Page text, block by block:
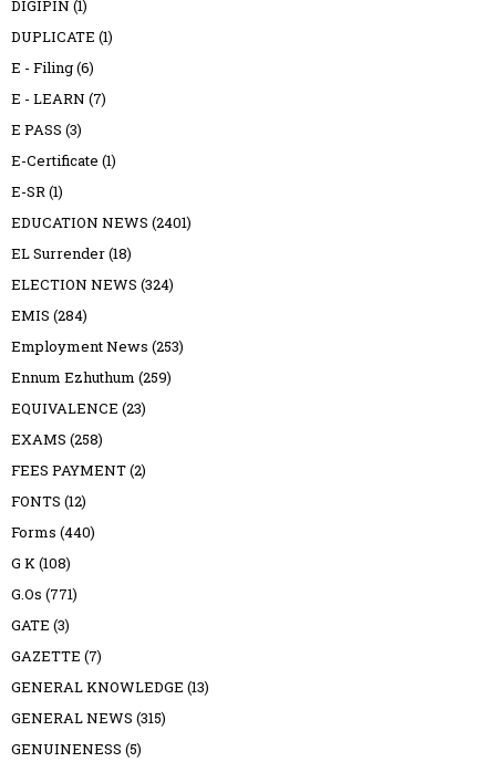
DIGIPIN (1)
DUPLICATE (1)
E - Filing(6)
E - LEARN (7)
E PASS (3)
E-Certificate (1)
E-SR(1)
EDUCATION NEWS (2401)
EL Surrender(18)
ELECTION NEWS (324)
EMIS (284)
Employment News (253)
Ennum Ezhuthum (259)
EQUIVALENCE (23)
EXAMS (258)
FEES PAYMENT(2)
FONTS (12)
Forms (440)
G K(108)
G.Os (771)
GATE (3)
GAZETTE (7)
GENERAL KNOWLEDGE (13)
GENERAL NEWS (315)
GENUINENESS (5)